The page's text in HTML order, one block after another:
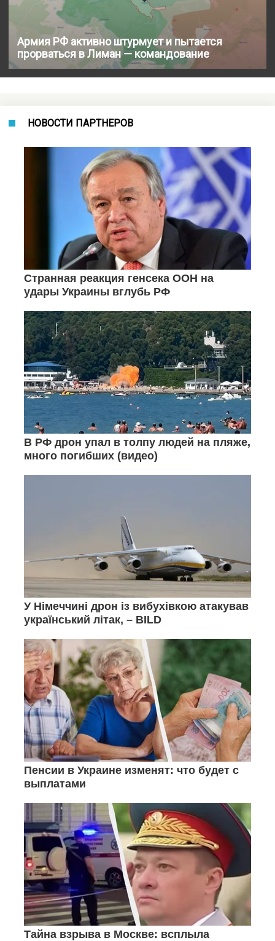
Армия РФ активно штурмует и пытается
прорваться в Лиман — командование
НОВОСТИ ПАРТНЕРОВ